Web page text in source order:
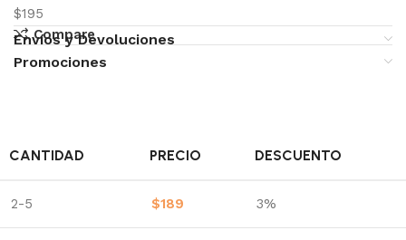
$195
Compare
Envíos y Devoluciones
Promociones
CANTIDAD PRECIO DESCUENTO
2-5 $189 3%